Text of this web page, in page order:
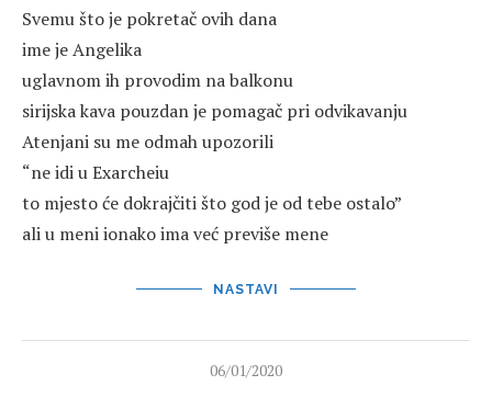
Svemu što je pokretač ovih dana
ime je Angelika
uglavnom ih provodim na balkonu
sirijska kava pouzdan je pomagač pri odvikavanju
Atenjani su me odmah upozorili
“ne idi u Exarcheiu
to mjesto će dokrajčiti što god je od tebe ostalo”
ali u meni ionako ima već previše mene
NASTAVI
06/01/2020